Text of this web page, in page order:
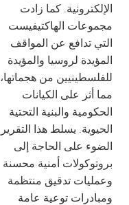
الإلكترونية. كما زادت
مجموعات الهاكتيفيست
التي تدافع عن المواقف
المؤيدة لروسيا والمؤيدة
للفلسطينيين من هجماتها،
مما أثر على الكيانات
الحكومية والبنية التحتية
الحيوية. يسلط هذا التقرير
الضوء على الحاجة إلى
بروتوكولات أمنية محسنة
وعمليات تدقيق منتظمة
ومبادرات توعية عامة